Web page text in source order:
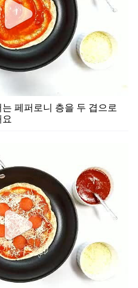
페퍼로니 층을 두 겹으로